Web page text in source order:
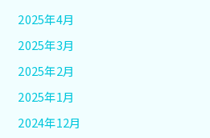
2025年4月
2025年3月
2025年2月
2025年1月
2024年12月